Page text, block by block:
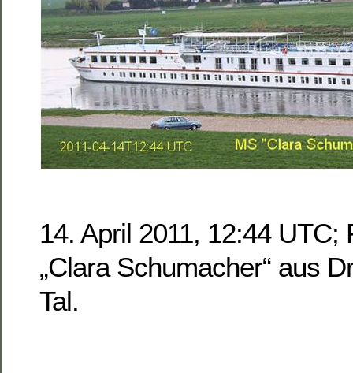
14. April 2011, 12:44 UTC;
„Clara Schumacher“ aus
Tal.